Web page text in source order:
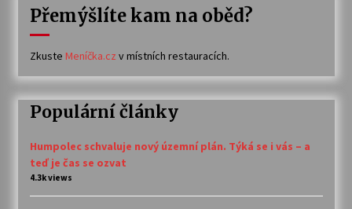
Přemýšlíte kam na oběd?
Zkuste Meníčka.cz v místních restauracích.
Populární články
Humpolec schvaluje nový územní plán. Týká se i vás – a
teď je čas se ozvat
4.3k views